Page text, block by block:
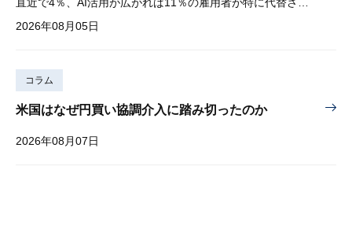
2026年08月05日
コラム
米国はなぜ円買い協調介入に踏み切ったのか
2026年08月07日